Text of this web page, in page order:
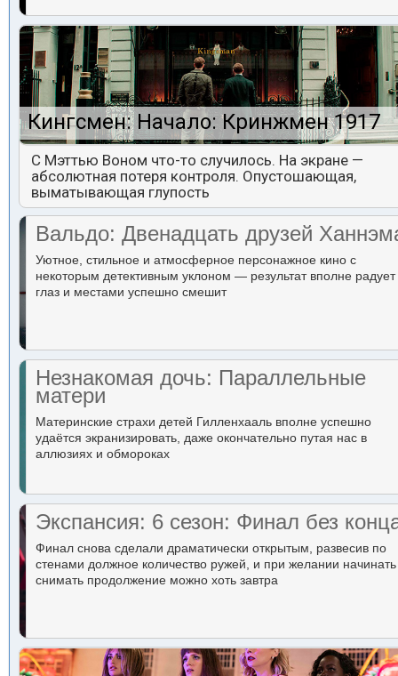
Кингсмен: Начало: Кринжмен 1917
С Мэттью Воном что-то случилось. На экране —
абсолютная потеря контроля. Опустошающая,
выматывающая глупость
Вальдо: Двенадцать друзей
Уютное, стильное и атмосферное персонажное кино с
некоторым детективным уклоном — результат вполне радует
глаз и местами успешно смешит
Незнакомая дочь: Параллельные
матери
Материнские страхи детей Гилленхааль вполне успешно
удаётся экранизировать, даже окончательно путая нас в
аллюзиях и обмороках
Экспансия: 6 сезон: Финал без
Финал снова сделали драматически открытым, развесив по
стенами должное количество ружей, и при желании начинать
снимать продолжение можно хоть завтра